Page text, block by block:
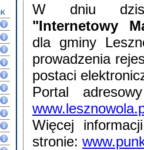
W dniu
"Internetowy
dla gminy
prowadzenia
postaci
Portal
Więcej
stronie: